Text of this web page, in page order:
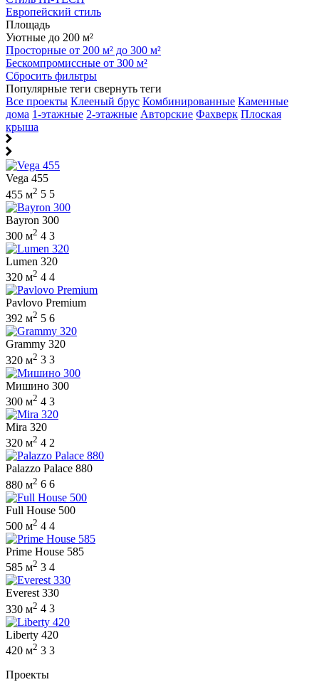
Европейский стиль
Площадь
Уютные до 200 м²
Просторные от 200 м² до 300 м²
Бескомпромиссные от 300 м²
Сбросить фильтры
Популярные теги свернуть теги
Все проекты Клееный брус Комбинированные Каменные
дома 1-этажные 2-этажные Авторские Фахверк Плоская
крыша
Vega 455
455 м2 5 5
Bayron 300
300 м2 4 3
Lumen 320
320 м2 4 4
Pavlovo Premium
392 м2 5 6
Grammy 320
320 м2 3 3
Мишино 300
300 м2 4 3
Mira 320
320 м2 4 2
Palazzo Palace 880
880 м2 6 6
Full House 500
500 м2 4 4
Prime House 585
585 м2 3 4
Everest 330
330 м2 4 3
Liberty 420
420 м2 3 3
Проекты